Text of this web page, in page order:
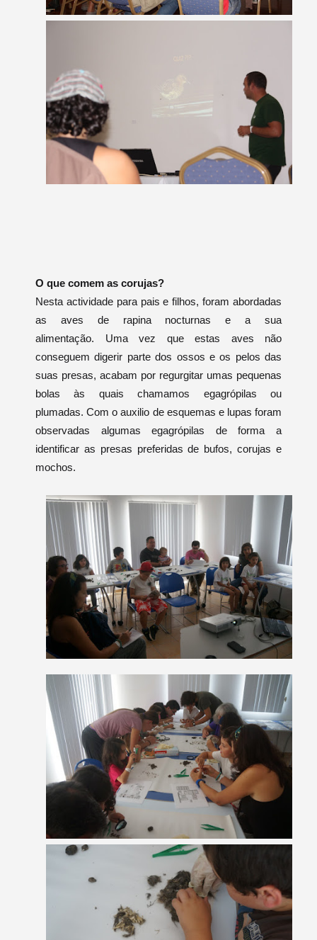
O que comem as corujas?
Nesta actividade para pais e filhos, foram abordadas
as aves de rapina nocturnas e a sua
alimentação. Uma vez que estas aves não
conseguem digerir parte dos ossos e os pelos das
suas presas, acabam por regurgitar umas pequenas
bolas às quais chamamos egagrópilas ou
plumadas. Com o auxilio de esquemas e lupas foram
observadas algumas egagrópilas de forma a
identificar as presas preferidas de bufos, corujas e
mochos.